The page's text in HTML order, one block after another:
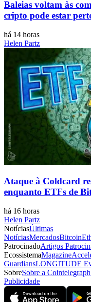
Baleias voltam às
cripto pode estar
há 14 horas
Helen Partz
Ataque à Coldcard
enquanto ETFs de
há 16 horas
Helen Partz
NotíciasÚltimas
NotíciasMercadosBitcoin
PatrocinadoArtigos
EcossistemaMagazine
GuardiansLONGITUDE
SobreSobre a Cointelegraph
Publicidade